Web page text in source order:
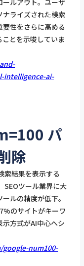
ールアウト。ユーザ
ライズされた検索
性をさらに高める
とを示唆していま
intelligence-ai-
パ
除
結果を表示する
SEOツール業界に大
ルの精度が低下。
のサイトがキーワ
方式がAI中心へシ
num100-